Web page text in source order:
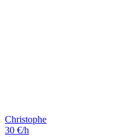
Christophe
30 €/h